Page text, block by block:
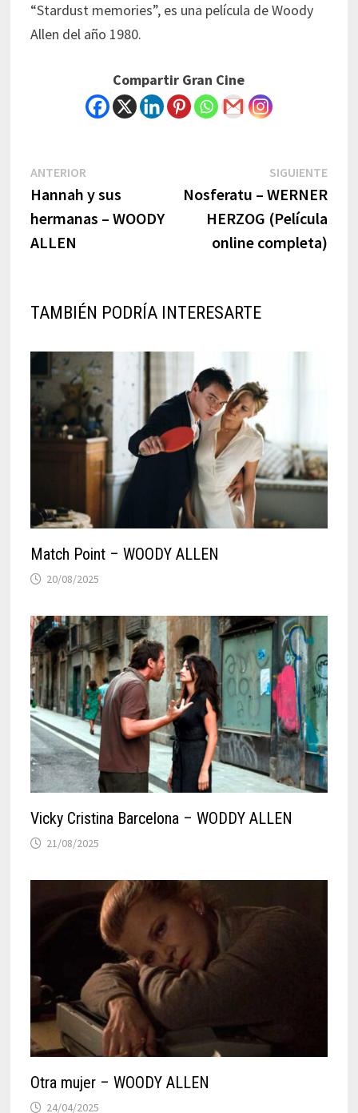
“Stardust memories”, es una película de Woody
Allen del año 1980.
Compartir Gran Cine
Navegación
de
entradas
ANTERIOR
post:
Hannah y sus
hermanas – WOODY
ALLEN
SIGUIENTENext
post:
Nosferatu – WERNER
HERZOG (Película
online completa)
TAMBIÉN PODRÍA INTERESARTE
Match Point – WOODY ALLEN
20/08/2025
Vicky Cristina Barcelona – WODDY ALLEN
21/08/2025
Otra mujer – WOODY ALLEN
24/04/2025